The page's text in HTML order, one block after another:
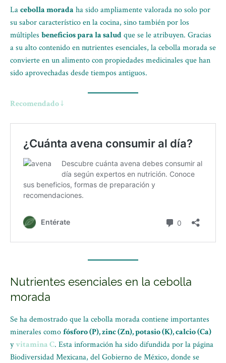
Lacebolla morada ha sido ampliamente valorada no solo por
su sabor característico en la cocina, sino también por los
múltiples beneficios para la saludque se le atribuyen. Gracias
a su alto contenido en nutrientes esenciales, la cebolla morada se
convierte en un alimento con propiedades medicinales que han
sido aprovechadas desde tiempos antiguos.
Recomendado ↓
Nutrientes esenciales en la cebolla
morada
Se ha demostrado que la cebolla morada contiene importantes
minerales comofósforo (P), zinc (Zn), potasio (K), calcio (Ca)
yvitamina C. Esta información ha sido difundida por la página
Biodiversidad Mexicana, del Gobierno de México, donde se